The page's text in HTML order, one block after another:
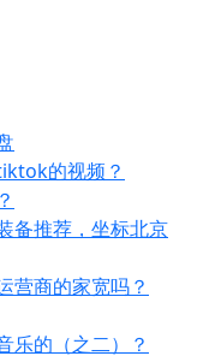
的视频？
备推荐，坐标北京
营商的家宽吗？
乐的（之二）？